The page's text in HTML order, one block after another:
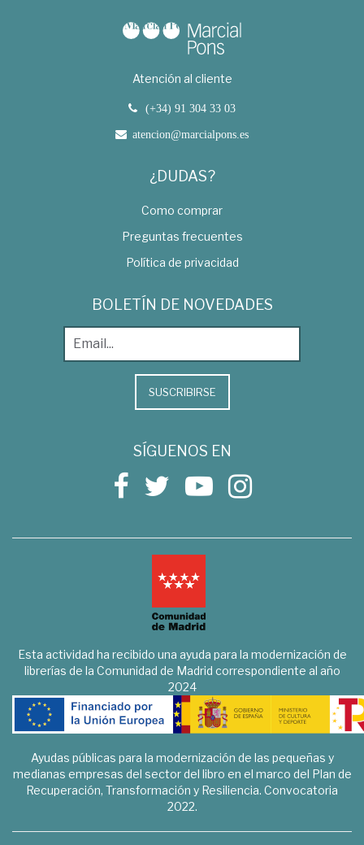
Atención al cliente
(+34) 91 304 33 03
atencion@marcialpons.es
¿DUDAS?
Como comprar
Preguntas frecuentes
Política de privacidad
BOLETÍN DE NOVEDADES
SUSCRIBIRSE
SÍGUENOS EN
Esta actividad ha recibido una ayuda para la modernización de
librerías de la Comunidad de Madrid correspondiente al año
2024
Ayudas públicas para la modernización de las pequeñas y
medianas empresas del sector del libro en el marco del Plan de
Recuperación, Transformación y Resiliencia. Convocatoria
2022.